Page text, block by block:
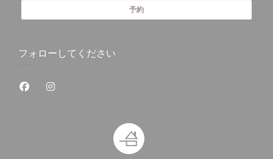
予約
フォローしてください
Facebook ((新しいウィンドウで開きます))
Instagram ((新しいウィンドウで開きます))